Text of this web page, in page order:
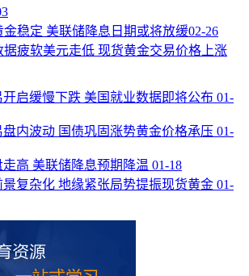
金稳定 美联储降息日期或将放缓02-26
据疲软美元走低 现货黄金交易价格上涨
启缓慢下跌 美国就业数据即将公布 01-
内波动 国债巩固涨势黄金价格承压 01-
高 美联储降息预期降温 01-18
复杂化 地缘紧张局势提振现货黄金 01-